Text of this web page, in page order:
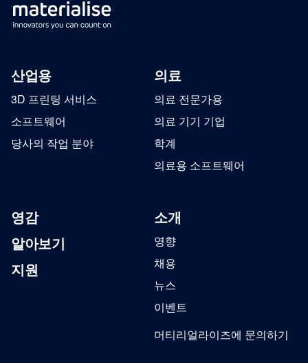
산업용
3D 프린팅 서비스
소프트웨어
당사의 작업 분야
의료
의료 전문가용
의료 기기 기업
학계
의료용 소프트웨어
영감
알아보기
지원
소개
영향
채용
뉴스
이벤트
머티리얼라이즈에 문의하기